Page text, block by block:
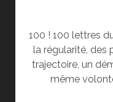
100 ! 100 lettres
la régularité, des
trajectoire, un
même